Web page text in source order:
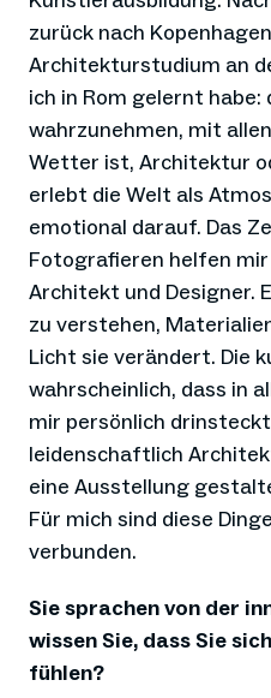
zurück nach
Architekturstudium an
ich in Rom gelernt
wahrzunehmen, mit
Wetter ist, Architektur
erlebt die Welt als
emotional darauf. Das
Fotografieren helfen
Architekt und Designer.
zu verstehen,
Licht sie verändert. Die
wahrscheinlich, dass in
mir persönlich
leidenschaftlich
eine Ausstellung
Für mich sind diese
verbunden.
Sie sprachen von der
wissen Sie, dass Sie
fühlen?